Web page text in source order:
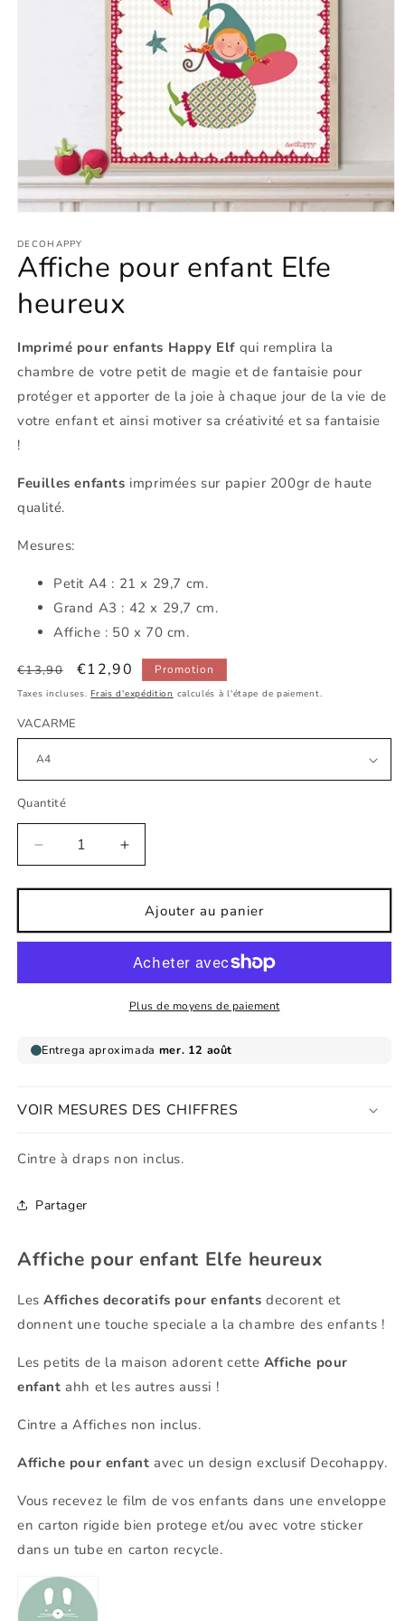
média
dans
fenêtre
modale
DECOHAPPY
Affiche pour enfant Elfe
heureux
Imprimé pour enfants Happy Elf qui remplira la
chambre de votre petit de magie et de fantaisie pour
protéger et apporter de la joie à chaque jour de la vie de
votre enfant et ainsi motiver sa créativité et sa fantaisie
!
Feuilles enfants imprimées sur papier 200gr de haute
qualité.
Mesures:
Petit A4 : 21 x 29,7 cm.
Grand A3 : 42 x 29,7 cm.
Affiche : 50 x 70 cm.
Prix
habituel
€13,90
Prix
promotionnel
€12,90 Promotion
Taxes incluses.Frais d'expédition calculés à l'étape de paiement.
VACARME
Quantité
Réduire
la
quantité
Affiche
pour
Elfe
Augmenter
la
quantité
Affiche
pour
enfant
Elfe
heureux
Ajouter au panier
Plus de moyens de paiement
VOIR MESURES DES CHIFFRES
Cintre à draps non inclus.
Partager
Affiche pour enfant Elfe heureux
LesAffiches decoratifs pour enfants decorent et
donnent une touche speciale a la chambre des enfants !
Les petits de la maison adorent cette Affiche pour
enfant ahh et les autres aussi !
Cintre a Affiches non inclus.
Affiche pour enfant avec un design exclusif Decohappy.
Vous recevez le film de vos enfants dans une enveloppe
en carton rigide bien protege et/ou avec votre sticker
dans un tube en carton recycle.